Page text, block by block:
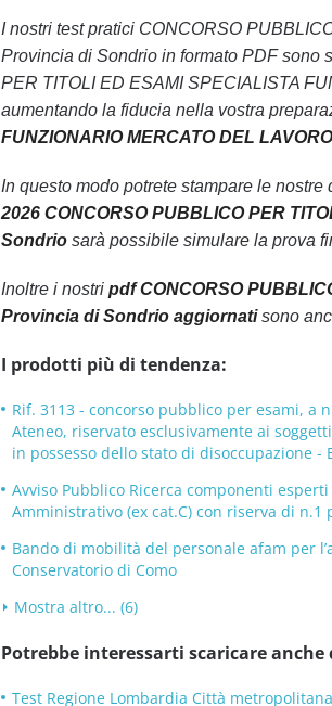
I nostri test pratici CONCORSO
Provincia di Sondrio in formato PDF sono
PER TITOLI ED ESAMI SPECIALISTA
aumentando la fiducia nella vostra
FUNZIONARIO MERCATO DEL
In questo modo potrete stampare le
2026 CONCORSO PUBBLICO PER
Sondriosarà possibile simulare la prova
Inoltre i nostri pdf CONCORSO
Provincia di Sondrio aggiornatisono
I prodotti più di tendenza:
Rif. 3113 - concorso pubblico per esami, a
Ateneo, riservato esclusivamente ai
in possesso dello stato di disoccupazione -
Avviso Pubblico Ricerca componenti
Amministrativo (ex cat.C) con riserva di n.1
Bando di mobilità del personale afam per
Conservatorio di Como
Mostra altro... (6)
Potrebbe interessarti scaricare anche
Test Regione Lombardia Città metropolitana